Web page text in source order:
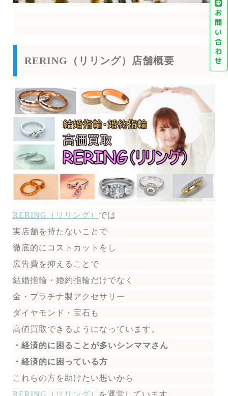
RERING（リリング）店舗概要
RERING（リリング） では
実店舗を持たないことで
徹底的にコストカットをし
広告費を抑えることで
結婚指輪・婚約指輪だけでなく
金・プラチナ製アクセサリー
ダイヤモンド・宝石も
高値買取できるようになっています。
・経済的に困ることが多いシンママさん
・経済的に困っている方
これらの方を助けたい想いから
RERING（リリング）
を運営しています。
お
問
い
合
わ
せ